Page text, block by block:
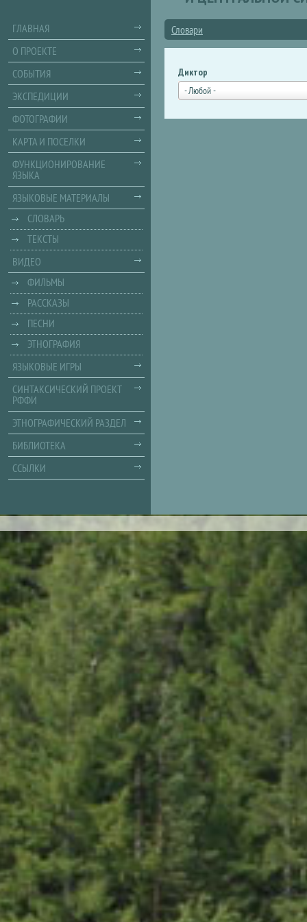
Словари
Диктор
- Любой -
ГЛАВНАЯ
О ПРОЕКТЕ
СОБЫТИЯ
ЭКСПЕДИЦИИ
ФОТОГРАФИИ
КАРТА И ПОСЕЛКИ
ФУНКЦИОНИРОВАНИЕ
ЯЗЫКА
ЯЗЫКОВЫЕ МАТЕРИАЛЫ
СЛОВАРЬ
ТЕКСТЫ
ВИДЕО
ФИЛЬМЫ
РАССКАЗЫ
ПЕСНИ
ЭТНОГРАФИЯ
ЯЗЫКОВЫЕ ИГРЫ
СИНТАКСИЧЕСКИЙ ПРОЕКТ
РФФИ
ЭТНОГРАФИЧЕСКИЙ РАЗДЕЛ
БИБЛИОТЕКА
ССЫЛКИ